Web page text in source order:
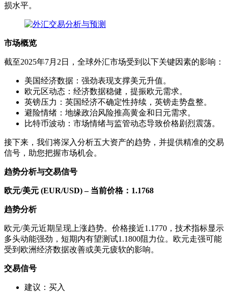
损水平。
市场概览
截至2025年7月2日，全球外汇市场受到以下关键因素的影响：
美国经济数据：强劲表现支撑美元升值。
欧元区动态：经济数据稳健，提振欧元需求。
英镑压力：英国经济不确定性持续，英镑走势盘整。
避险情绪：地缘政治风险推高黄金和日元需求。
比特币波动：市场情绪与监管动态导致价格剧烈震荡。
接下来，我们将深入分析五大资产的趋势，并提供精准的交易
信号，助您把握市场机会。
趋势分析与交易信号
欧元/美元 (EUR/USD) – 当前价格：1.1768
趋势分析
欧元/美元近期呈现上涨趋势。价格接近1.1770，技术指标显示
多头动能强劲，短期内有望测试1.1800阻力位。欧元走强可能
受到欧洲经济数据改善或美元疲软的影响。
交易信号
建议：买入